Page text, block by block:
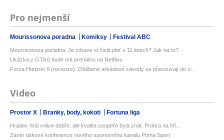
Pro nejmenší
Mourissonova poradna Komiksy Festival ABC
Mourrisonova poradna: Je zdravé si čistit pleť v 11 letech? Jak na to?
Ukázka z GTA 6 bude mít premiéru na Netflixu
Forza Horizon 6 (recenze): Oblíbené arkádové závody se přesouvají do u...
Video
Prostor X Branky, body, kokoti Fortuna liga
Hradec hrál velice dobře, ale kvalita soupeře byla znát. Prohra na hři...
Závěr tiskové konference nového sportovního kanálu Prima Sport